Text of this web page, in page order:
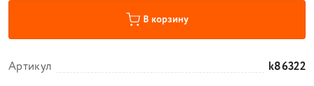
В корзину
Артикул
k86322